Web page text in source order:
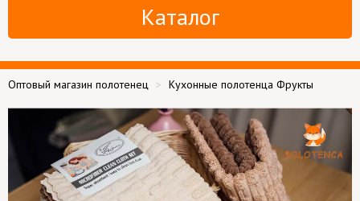
Каталог
Оптовый магазин полотенец Кухонные полотенца Фрукты